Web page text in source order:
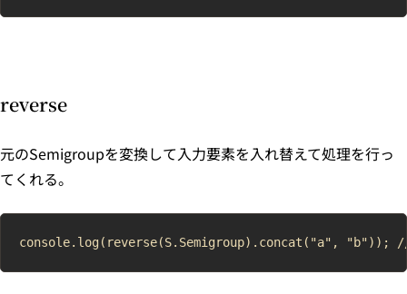
reverse
元のSemigroupを変換して入力要素を入れ替えて処理を行っ
てくれる。